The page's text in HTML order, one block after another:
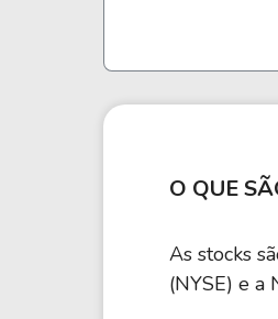
O QUE
As stocks
(NYSE) e a